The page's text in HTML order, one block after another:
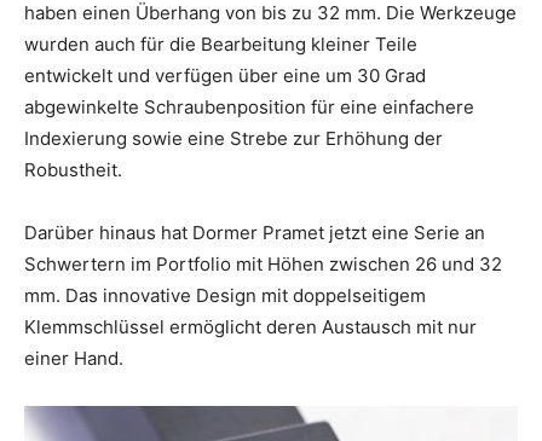
haben einen Überhang von bis zu 32 mm. Die Werkzeuge
wurden auch für die Bearbeitung kleiner Teile
entwickelt und verfügen über eine um 30 Grad
abgewinkelte Schraubenposition für eine einfachere
Indexierung sowie eine Strebe zur Erhöhung der
Robustheit.
Darüber hinaus hat Dormer Pramet jetzt eine Serie an
Schwertern im Portfolio mit Höhen zwischen 26 und 32
mm. Das innovative Design mit doppelseitigem
Klemmschlüssel ermöglicht deren Austausch mit nur
einer Hand.